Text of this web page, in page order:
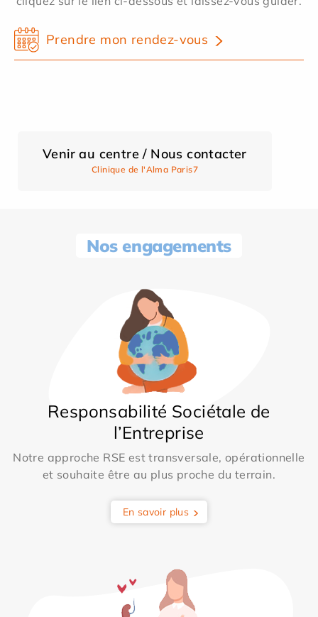
Prendre mon rendez-vous
Venir au centre / Nous contacter
Clinique de l'Alma Paris7
Nos engagements
Responsabilité Sociétale de
l’Entreprise
Notre approche RSE est transversale, opérationnelle
et souhaite être au plus proche du terrain.
En savoir plus